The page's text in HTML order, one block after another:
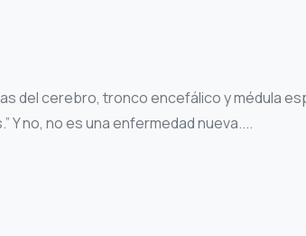
del cerebro, tronco encefálico y médula
Y no, no es una enfermedad nueva....